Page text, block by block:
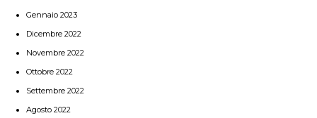
Gennaio 2023
Dicembre 2022
Novembre 2022
Ottobre 2022
Settembre 2022
Agosto 2022